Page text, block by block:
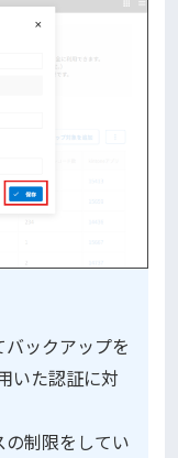
ックアップを
いた認証に対
制限をしてい